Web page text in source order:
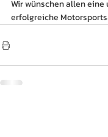
Wir wünschen allen
erfolgreiche